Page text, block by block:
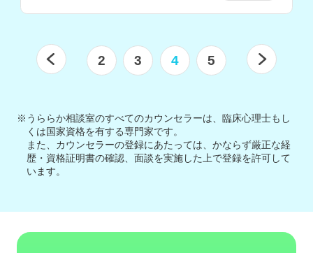
2 3 4 5
※うららか相談室のすべてのカウンセラーは、臨床心理士もし
くは国家資格を有する専門家です。
また、カウンセラーの登録にあたっては、かならず厳正な経
歴・資格証明書の確認、面談を実施した上で登録を許可して
います。